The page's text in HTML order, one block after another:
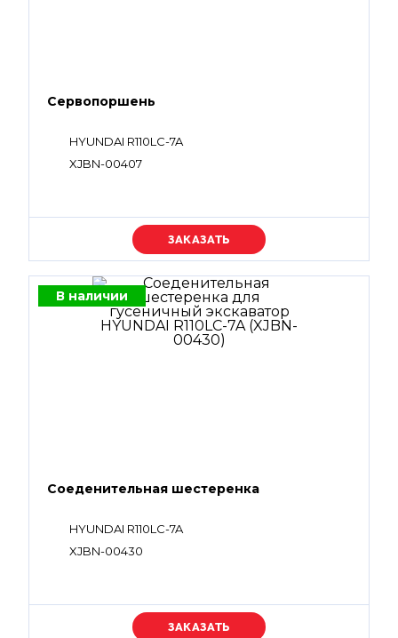
Сервопоршень
HYUNDAI R110LC-7A
XJBN-00407
Уточняйте цену
В наличии
Соеденительная шестеренка
HYUNDAI R110LC-7A
XJBN-00430
Уточняйте цену